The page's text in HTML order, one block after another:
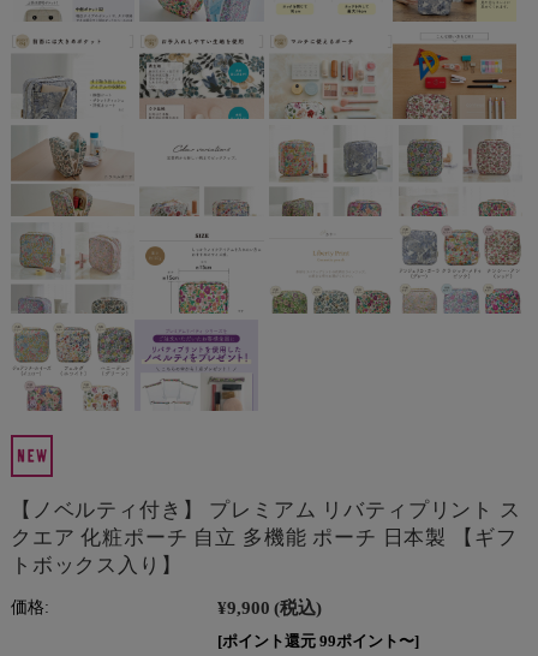
【ノベルティ付き】 プレミアム リバティプリント ス
クエア 化粧ポーチ 自立 多機能 ポーチ 日本製 【ギフ
トボックス入り】
価格: ¥9,900 (税込)
[ポイント還元 99ポイント〜]